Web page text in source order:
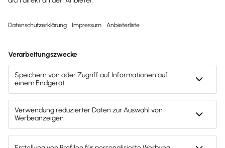
Dann abonniere unseren
Mach's dir leicht und gib deinem Business den